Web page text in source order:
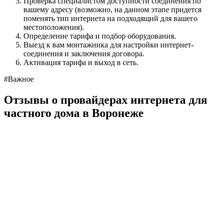
вашему адресу (возможно, на данном этапе придется
поменять тип интернета на подходящий для вашего
местоположения).
Определение тарифа и подбор оборудования.
Выезд к вам монтажника для настройки интернет-
соединения и заключения договора.
Активация тарифа и выход в сеть.
#Важное
Отзывы о провайдерах интернета для
частного дома в Воронеже